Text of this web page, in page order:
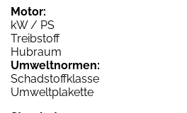
Motor:
kW / PS
Treibstoff
Hubraum
Umweltnormen:
Schadstoffklasse
Umweltplakette